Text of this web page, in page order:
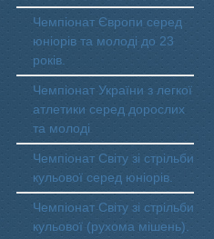
Чемпіонат Європи серед
юніорів та молоді до 23
років.
Чемпіонат України з легкої
атлетики серед дорослих
та молоді
Чемпіонат Світу зі стрільби
кульової серед юніорів.
Чемпіонат Світу зі стрільби
кульової (рухома мішень).